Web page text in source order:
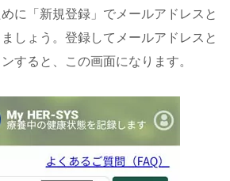
に「新規登録」でメールアドレスと
しょう。登録してメールアドレスと
すると、この画面になります。